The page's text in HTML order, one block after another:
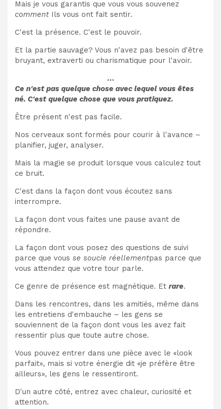
Mais je vous garantis que vous vous souvenez
commentIls vous ont fait sentir.
C'est la présence. C'est le pouvoir.
Et la partie sauvage? Vous n'avez pas besoin d'être
bruyant, extraverti ou charismatique pour l'avoir.
…
Ce n'est pas quelque chose avec lequel vous êtes
né. C'est quelque chose que vous pratiquez.
Être présent n'est pas facile.
Nos cerveaux sont formés pour courir à l'avance –
planifier, juger, analyser.
Mais la magie se produit lorsque vous calculez tout
ce bruit.
C'est dans la façon dont vous écoutez sans
interrompre.
La façon dont vous faites une pause avant de
répondre.
La façon dont vous posez des questions de suivi
parce que vous se soucie réellementpas parce que
vous attendez que votre tour parle.
Ce genre de présence est magnétique. Et rare.
Dans les rencontres, dans les amitiés, même dans
les entretiens d'embauche – les gens se
souviennent de la façon dont vous les avez fait
ressentir plus que toute autre chose.
Vous pouvez entrer dans une pièce avec le «look
parfait», mais si votre énergie dit «je préfère être
ailleurs», les gens le ressentiront.
D'un autre côté, entrez avec chaleur, curiosité et
attention.